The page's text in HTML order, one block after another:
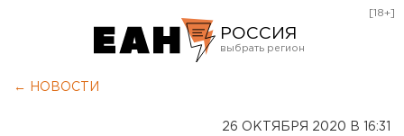
РОССИЯ
[18+]
← НОВОСТИ
26 ОКТЯБРЯ 2020 В 16:31